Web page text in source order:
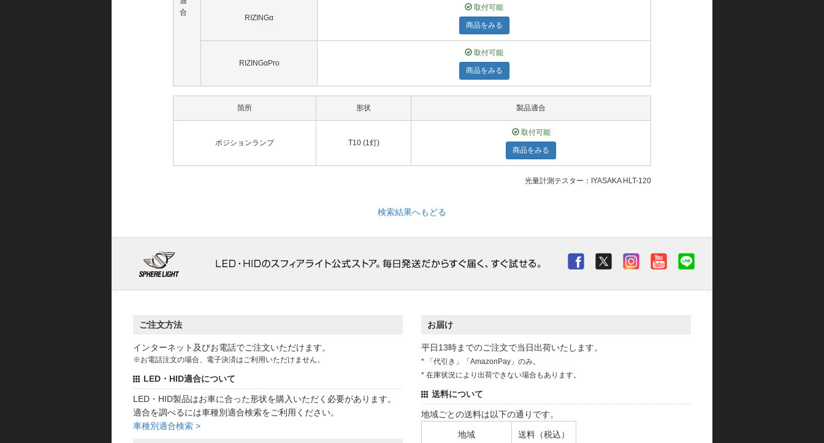
合
RIZINGα
取付可能
商品をみる
RIZINGαPro
取付可能
商品をみる
箇所 形状 製品適合
ポジションランプ T10 (1灯)
取付可能
商品をみる
光量計測テスター：IYASAKA HLT-120
検索結果へもどる
ご注文方法
インターネット及びお電話でご注文いただけます。
※お電話注文の場合、電子決済はご利用いただけません。
LED・HID適合について
LED・HID製品はお車に合った形状を購入いただく必要があります。
適合を調べるには車種別適合検索をご利用ください。
車種別適合検索 >
お届け
平日13時までのご注文で当日出荷いたします。
* 「代引き」「AmazonPay」のみ。
* 在庫状況により出荷できない場合もあります。
送料について
地域ごとの送料は以下の通りです。
地域 送料（税込）